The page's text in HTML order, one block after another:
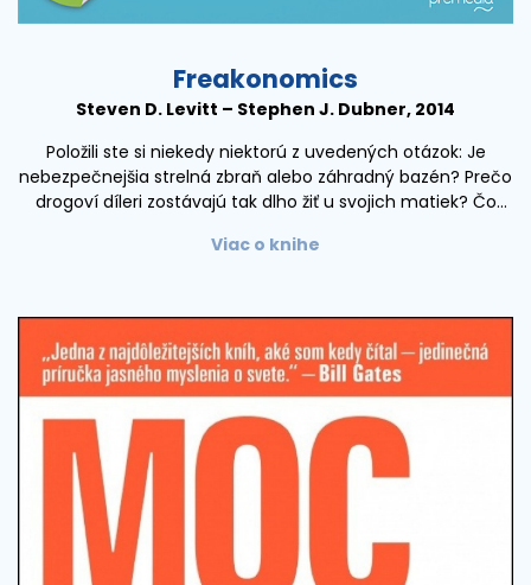
Freakonomics
Steven D. Levitt – Stephen J. Dubner, 2014
Položili ste si niekedy niektorú z uvedených otázok: Je
nebezpečnejšia strelná zbraň alebo záhradný bazén? Prečo
drogoví díleri zostávajú tak dlho žiť u svojich matiek? Čo
majú rodičia na to, čo sa z nás stane? Prečo tak prudko
Viac o knihe